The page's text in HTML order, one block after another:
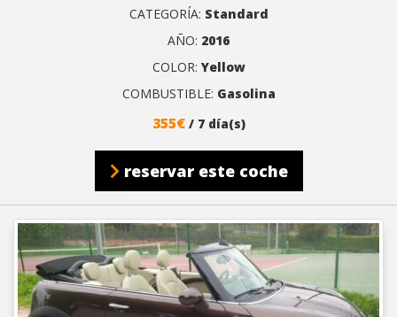
CATEGORÍA: Standard
AÑO: 2016
COLOR: Yellow
COMBUSTIBLE: Gasolina
355€ / 7 día(s)
reservar este coche